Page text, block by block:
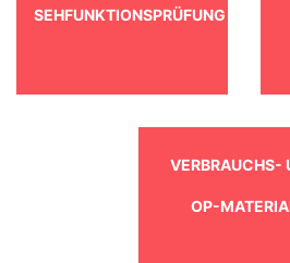
SEHFUNKTIONSPRÜFUNG
VERBRAUCHS-
OP-